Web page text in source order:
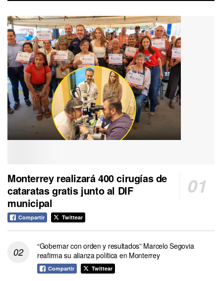
Monterrey realizará 400 cirugías de
cataratas gratis junto al DIF
municipal
Compartir Twittear
“Gobernar con orden y resultados” Marcelo Segovia
reafirma su alianza política en Monterrey
Compartir Twittear